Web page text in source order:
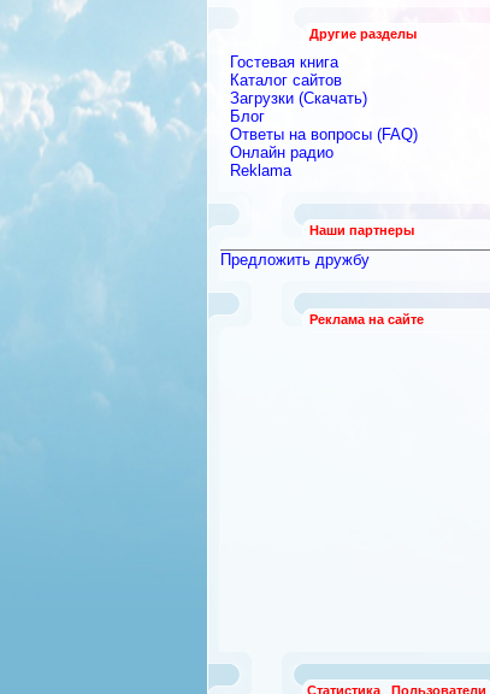
Другие разделы
Гостевая книга
Каталог сайтов
Загрузки (Скачать)
Блог
Ответы на вопросы (FAQ)
Онлайн радио
Reklama
Наши партнеры
Предложить дружбу
Реклама на сайте
Статистика Пользователи